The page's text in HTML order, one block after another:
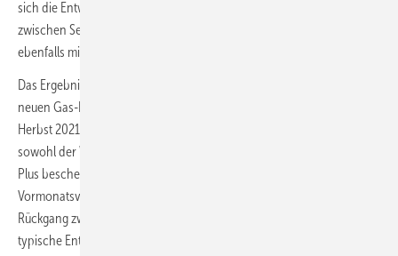
sich die Entwicklung der Online-Anfragen nach Gasheizungen
zwischen September 2021 und Februar 2022 angesehen und
ebenfalls mit allen anderen Gewerken verglichen.
Das Ergebnis: Mit steigenden Gaspreisen sinkt das Interesse an einer
neuen Gas-Heizung deutlich. Das wird ebenso an der Entwicklung im
Herbst 2021 wie der im Frühjahr 2022 deutlich. Im Februar 2022, der
sowohl der Wärmepumpe als auch der Solarthermie ein deutliches
Plus bescherte, sind die Online-Anfragen zur Gas-Heizung im
Vormonatsvergleich um 9 % gesunken. Im Dezember 2021 betrug der
Rückgang zwar − 16 %, das ist jedoch saisonal bedingt und eine
typische Entwicklung der generellen Nachfrage im Weihnachtsmonat